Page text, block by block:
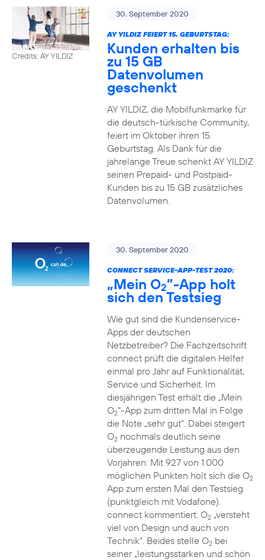
Credits: AY YILDIZ
30. September 2020
AY YILDIZ FEIERT 15. GEBURTSTAG:
Kunden erhalten bis
zu 15 GB
Datenvolumen
geschenkt
AY YILDIZ, die Mobilfunkmarke für
die deutsch-türkische Community,
feiert im Oktober ihren 15.
Geburtstag. Als Dank für die
jahrelange Treue schenkt AY YILDIZ
seinen Prepaid- und Postpaid-
Kunden bis zu 15 GB zusätzliches
Datenvolumen.
30. September 2020
CONNECT SERVICE-APP-TEST 2020:
„Mein O2”-App holt
sich den Testsieg
Wie gut sind die Kundenservice-
Apps der deutschen
Netzbetreiber? Die Fachzeitschrift
connect prüft die digitalen Helfer
einmal pro Jahr auf Funktionalität,
Service und Sicherheit. Im
diesjährigen Test erhält die „Mein
O2“-App zum dritten Mal in Folge
die Note „sehr gut“. Dabei steigert
O2nochmals deutlich seine
überzeugende Leistung aus den
Vorjahren: Mit 927 von 1.000
möglichen Punkten holt sich die O2
App zum ersten Mal den Testsieg
(punktgleich mit Vodafone).
connect kommentiert: O2„versteht
viel von Design und auch von
Technik“. Beides stelle O2bei
seiner „leistungsstarken und schön